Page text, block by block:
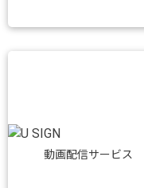
動画配信サービス